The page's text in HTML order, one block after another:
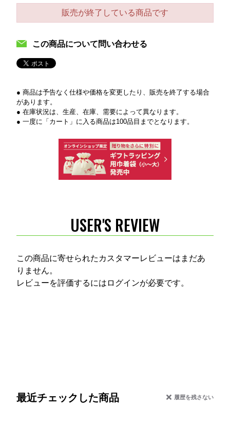
販売が終了している商品です
この商品について問い合わせる
● 商品は予告なく仕様や価格を変更したり、販売を終了する場合
があります。
● 在庫状況は、生産、在庫、需要によって異なります。
● 一度に「カート」に入る商品は100品目までとなります。
USER'S REVIEW
この商品に寄せられたカスタマーレビューはまだあ
りません。
レビューを評価するには ログインが必要です。
最近チェックした商品 履歴を残さない